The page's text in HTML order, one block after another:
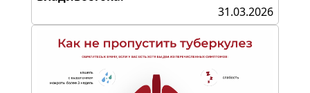
31.03.2026